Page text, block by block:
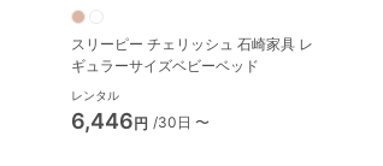
スリーピー チェリッシュ 石崎家具 レ
ギュラーサイズベビーベッド
レンタル
6,446円 /30日 〜